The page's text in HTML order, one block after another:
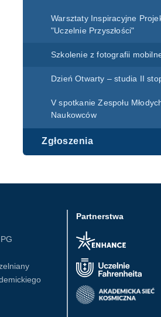
Warsztaty Inspiracyjne
"Uczelnie Przyszłości"
Szkolenie z fotografii
Dzień Otwarty – studia II
V spotkanie Zespołu
Naukowców
Zgłoszenia
Partnerstwa